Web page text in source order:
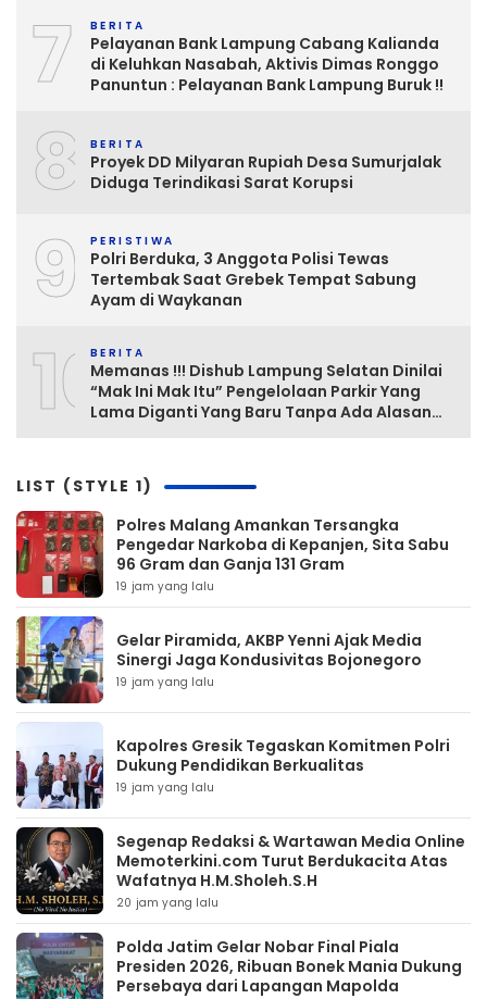
7 BERITA
Pelayanan Bank Lampung Cabang Kalianda
di Keluhkan Nasabah, Aktivis Dimas Ronggo
Panuntun : Pelayanan Bank Lampung Buruk !!
8 BERITA
Proyek DD Milyaran Rupiah Desa Sumurjalak
Diduga Terindikasi Sarat Korupsi
9 PERISTIWA
Polri Berduka, 3 Anggota Polisi Tewas
Tertembak Saat Grebek Tempat Sabung
Ayam di Waykanan
10BERITA
Memanas !!! Dishub Lampung Selatan Dinilai
“Mak Ini Mak Itu” Pengelolaan Parkir Yang
Lama Diganti Yang Baru Tanpa Ada Alasan
LIST (STYLE 1)
Polres Malang Amankan Tersangka
Pengedar Narkoba di Kepanjen, Sita Sabu
96 Gram dan Ganja 131 Gram
19 jam yang lalu
Gelar Piramida, AKBP Yenni Ajak Media
Sinergi Jaga Kondusivitas Bojonegoro
19 jam yang lalu
Kapolres Gresik Tegaskan Komitmen Polri
Dukung Pendidikan Berkualitas
19 jam yang lalu
Segenap Redaksi & Wartawan Media Online
Memoterkini.com Turut Berdukacita Atas
Wafatnya H.M.Sholeh.S.H
20 jam yang lalu
Polda Jatim Gelar Nobar Final Piala
Presiden 2026, Ribuan Bonek Mania Dukung
Persebaya dari Lapangan Mapolda